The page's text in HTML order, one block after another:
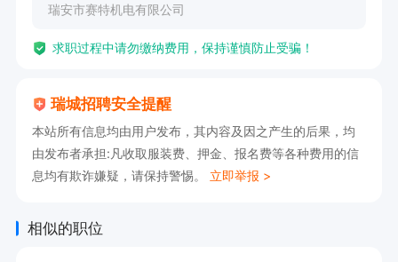
瑞安市赛特机电有限公司
求职过程中请勿缴纳费用，保持谨慎防止受骗！
瑞城招聘安全提醒
本站所有信息均由用户发布，其内容及因之产生的后果，均
由发布者承担:凡收取服装费、押金、报名费等各种费用的信
息均有欺诈嫌疑，请保持警惕。 立即举报 >
相似的职位